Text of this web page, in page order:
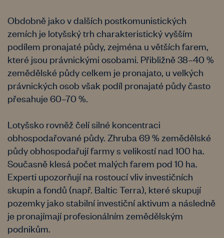
Obdobně jako v dalších postkomunistických
zemích je lotyšský trh charakteristický vyšším
podílem pronajaté půdy, zejména u větších farem,
které jsou právnickými osobami. Přibližně 38–40 %
zemědělské půdy celkem je pronajato, u velkých
právnických osob však podíl pronajaté půdy často
přesahuje 60–70 %.
Lotyšsko rovněž čelí silné koncentraci
obhospodařované půdy. Zhruba 69 % zemědělské
půdy obhospodařují farmy s velikostí nad 100 ha.
Současně klesá počet malých farem pod 10 ha.
Experti upozorňují na rostoucí vliv investičních
skupin a fondů (např. Baltic Terra), které skupují
pozemky jako stabilní investiční aktivum a následně
je pronajímají profesionálním zemědělským
podnikům.